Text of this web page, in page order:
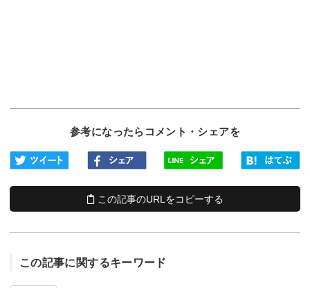
参考になったらコメント・シェアを
この記事のURLをコピーする
この記事に関するキーワード